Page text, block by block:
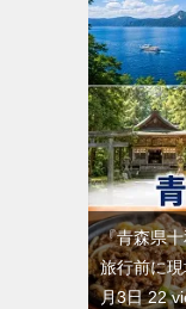
『青森県
旅行前に
月3日 22